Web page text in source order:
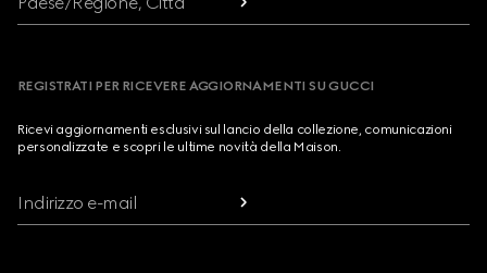
REGISTRATI PER RICEVERE AGGIORNAMENTI SU GUCCI
Ricevi aggiornamenti esclusivi sul lancio della collezione, comunicazioni
personalizzate e scopri le ultime novità della Maison.
Indirizzo e-mail